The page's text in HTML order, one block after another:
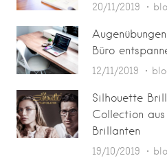
20/11/2019
Büro
12/11/2019
Silhouette
Collection
Brillanten
19/10/2019